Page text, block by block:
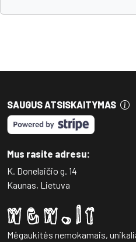
SAUGUS ATSISKAITYMAS
Mus rasite adresu:
K. Donelaičio g. 14
Kaunas, Lietuva
Mėgaukitės nemokamais,